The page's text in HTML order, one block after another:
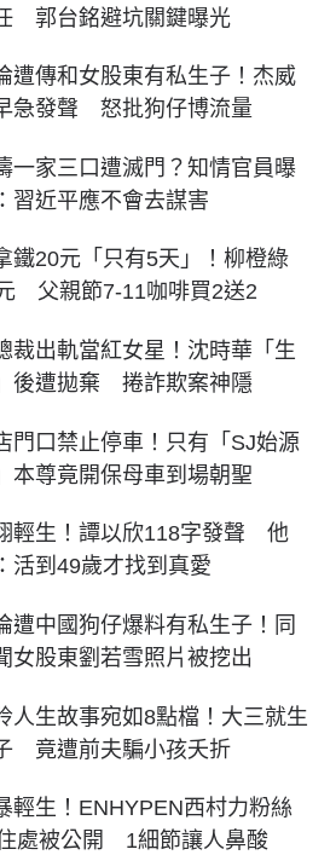
郭台銘避坑關鍵曝光
遭傳和女股東有私生子！杰威
急發聲 怒批狗仔博流量
一家三口遭滅門？知情官員曝
習近平應不會去謀害
鐵20元「只有5天」！柳橙綠
父親節7-11咖啡買2送2
裁出軌當紅女星！沈時華「生
後遭拋棄 捲詐欺案神隱
門口禁止停車！只有「SJ始源
本尊竟開保母車到場朝聖
輕生！譚以欣118字發聲 他
活到49歲才找到真愛
遭中國狗仔爆料有私生子！同
女股東劉若雪照片被挖出
人生故事宛如8點檔！大三就生
竟遭前夫騙小孩夭折
輕生！ENHYPEN西村力粉絲
處被公開 1細節讓人鼻酸